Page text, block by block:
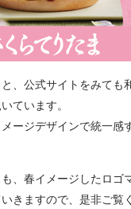
、公式サイトをみて
ています。
ージデザインで統一
、春イメージしたロゴ
きますので、是非ご覧